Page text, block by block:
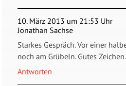
10. März 2013 um 21:53 Uhr
Jonathan Sachse
Starkes Gespräch. Vor einer
noch am Grübeln. Gutes Zeichen.
Antworten